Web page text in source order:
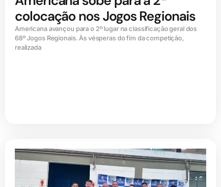
colocação nos Jogos Regionais
Americana avançou para o 2º lugar na classificação geral dos
68º Jogos Regionais. Às vésperas do fim da competição,
realizada